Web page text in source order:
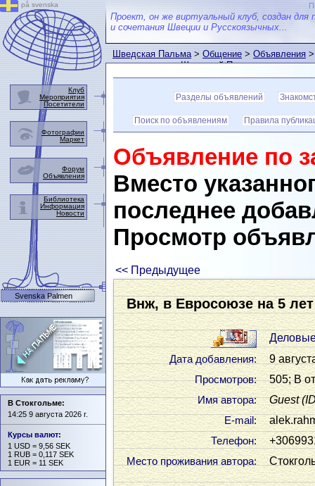
Проект, он же виртуальный клуб, создан для
и сочетания Швеции и Русскоязычных...
Шведская Пальма>Общение>Объявления>
пользователем Шведской Пальмы
Разделы объявлений
Поиск по объявлениям Правила
Объявление по
Вместо
последнее
Просмотр
<< Предыдущее
Внж, в Евросоюзе на 5 лет
Дата добавления: 9
Просмотров: 505; В
Имя автора: Guest
Е-mail:
Телефон:
Место проживания автора:
på svenska
Клуб
Мероприятия
Посетители
Фотографии
Маркет
Форум
Объявления
Библиотека
Информация
Новости
Svenska Palmen
В Стокгольме:
14:25 9 августа 2026 г.
Курсы валют:
1 USD = 9,56 SEK
1 RUB = 0,117 SEK
1 EUR = 11 SEK